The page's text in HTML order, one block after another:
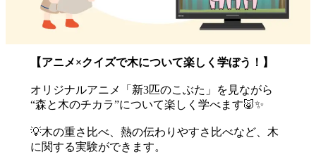
【アニメ×クイズで木について楽しく学ぼう！】
オリジナルアニメ「新3匹のこぶた」を見ながら
“森と木のチカラ”について楽しく学べます🐷✨
💡木の重さ比べ、熱の伝わりやすさ比べなど、木
に関する実験ができます。